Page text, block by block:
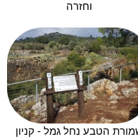
וחזרה
הטבע נחל גמל - קניון